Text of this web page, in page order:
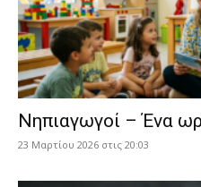
Νηπιαγωγοί – Ένα
23 Μαρτίου 2026 στις 20:03